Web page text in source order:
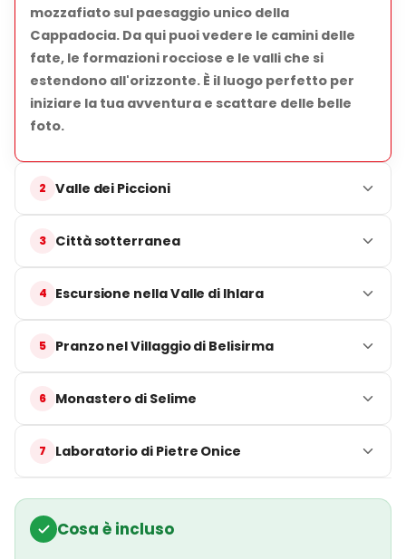
Città Sotterranea di Derinkuyu o Kaymaklı
Esplorazione guidata di una delle famose città
sotterranee della Cappadocia.
Valle di Ihlara
Passeggiata panoramica attraverso il canyon lungo il
Pausa pranzo e relax in riva al fiume.
Fermata fotografica con vista sulle case dei piccioni
scavate nelle scogliere.
Durata del Tour
Circa7–8 ore
mozzafiato sul paesaggio unico della
Cappadocia. Da qui puoi vedere le camini delle
fate, le formazioni rocciose e le valli che si
estendono all'orizzonte. È il luogo perfetto per
iniziare la tua avventura e scattare delle belle
foto.
Valle dei Piccioni
Città sotterranea
Escursione nella Valle di Ihlara
Pranzo nel Villaggio di Belisirma
Monastero di Selime
Laboratorio di Pietre Onice
Cosa è incluso